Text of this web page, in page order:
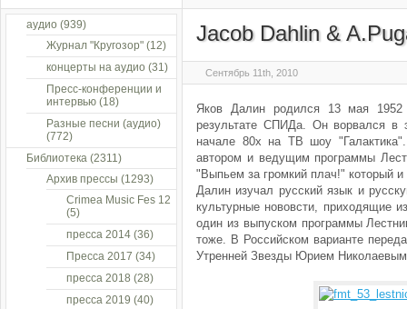
Jacob Dahlin &
Сентябрь 11th, 2010
Яков Далин родился 13 мая
результате СПИДа. Он ворвался в
начале 80х на ТВ шоу
автором и ведущим программы
"Выпьем за громкий плач!" который
Далин изучал русский язык и
культурные нововсти, приходящие
один из выпуском программы
тоже. В Российском варианте
Утренней Звезды Юрием
аудио (939)
Журнал "Кругозор" (12)
концерты на аудио (31)
Пресс-конференции и
интервью (18)
Разные песни (аудио)
(772)
Библиотека (2311)
Архив прессы (1293)
Crimea Music Fes 12
(5)
пресса 2014 (36)
Пресса 2017 (34)
пресса 2018 (28)
пресса 2019 (40)